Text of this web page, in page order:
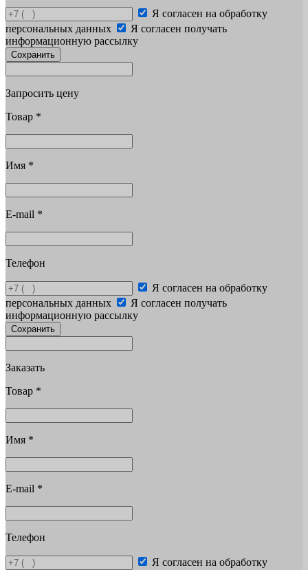
Я согласен на обработку
персональных данных
Я согласен получать
информационную рассылку
Сохранить
Запросить цену
Товар *
Имя *
E-mail *
Телефон
Я согласен на обработку
персональных данных
Я согласен получать
информационную рассылку
Сохранить
Заказать
Товар *
Имя *
E-mail *
Телефон
Я согласен на обработку